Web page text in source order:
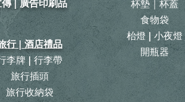
| 廣告印刷品
行 | 酒店禮品
李牌 | 行李帶
旅行插頭
​旅行收納袋
杯墊｜杯蓋
食物袋
枱燈 | 小夜燈
開瓶器